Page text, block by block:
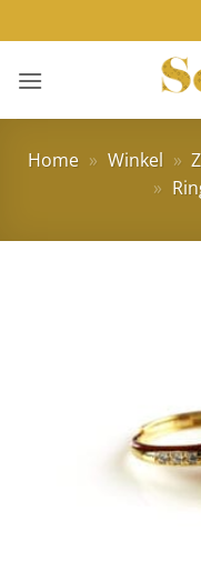
naar
inhoud
Home » Winkel »
»